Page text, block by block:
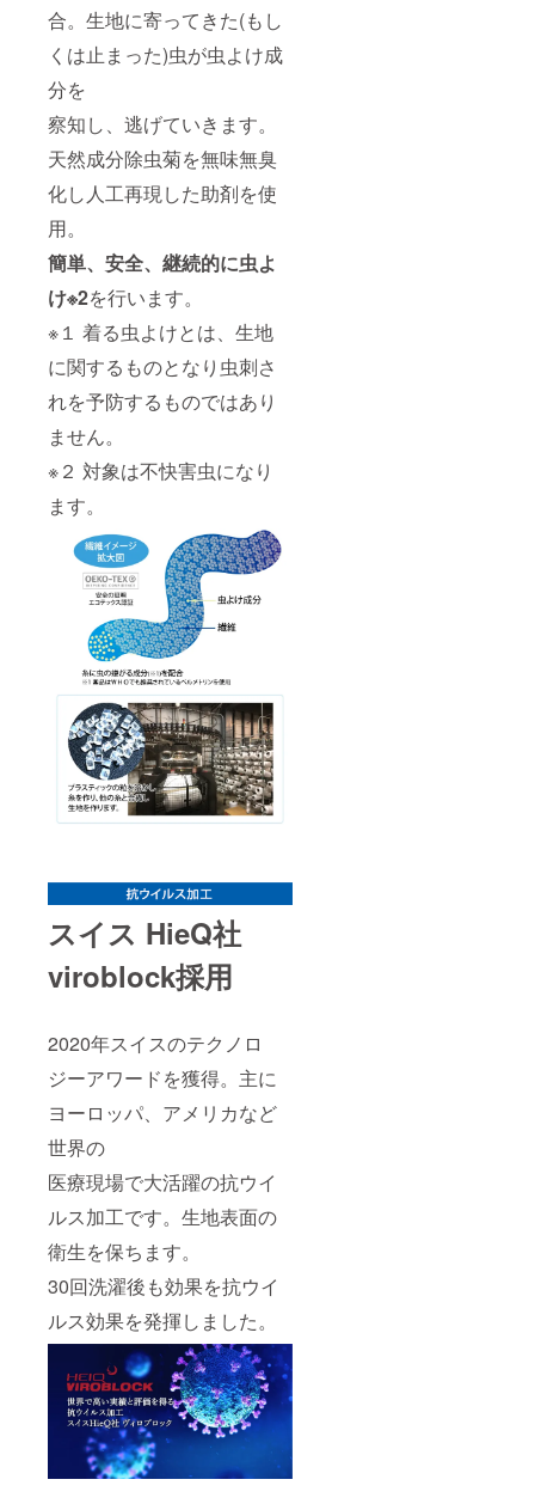
合。生地に寄ってきた(もし
くは止まった)虫が虫よけ成
分を
察知し、逃げていきます。
天然成分除虫菊を無味無臭
化し人工再現した助剤を使
用。
簡単、安全、継続的に虫よ
け※2を行います。
※１ 着る虫よけとは、生地
に関するものとなり虫刺さ
れを予防するものではあり
ません。
※２ 対象は不快害虫になり
ます。
スイス HieQ社
viroblock採用
2020年スイスのテクノロ
ジーアワードを獲得。主に
ヨーロッパ、アメリカなど
世界の
医療現場で大活躍の抗ウイ
ルス加工です。生地表面の
衛生を保ちます。
30回洗濯後も効果を抗ウイ
ルス効果を発揮しました。